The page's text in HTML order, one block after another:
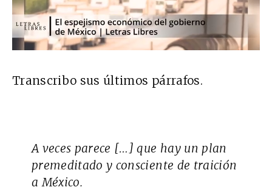
Transcribo sus últimos párrafos.
A veces parece […] que hay un plan
premeditado y consciente de traición
a México.